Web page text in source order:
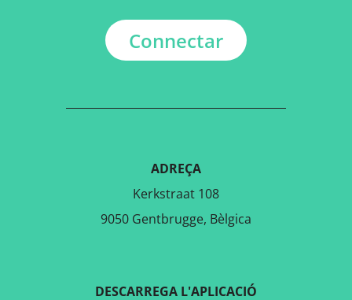
Connectar
ADREÇA
Kerkstraat 108
9050 Gentbrugge, Bèlgica
DESCARREGA L'APLICACIÓ